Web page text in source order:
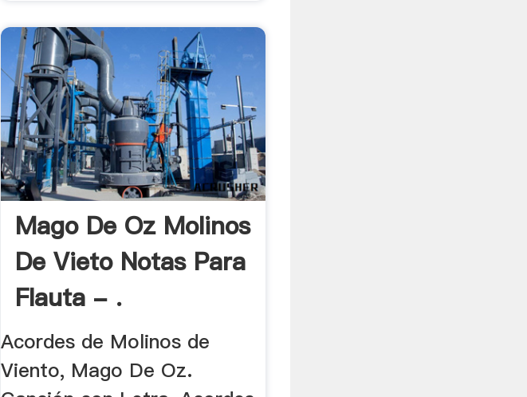
Mago De Oz Molinos
De Vieto Notas Para
Flauta - .
Acordes de Molinos de
Viento, Mago De Oz.